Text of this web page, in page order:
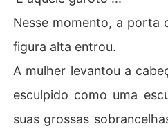
Nesse momento, a porta
figura alta entrou.
A mulher levantou a
esculpido como uma
suas grossas